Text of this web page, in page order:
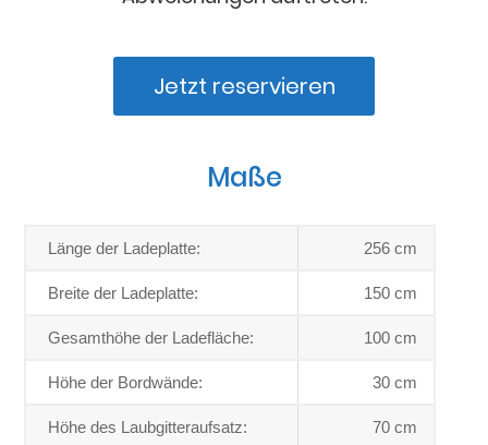
Jetzt reservieren
Maße
Länge der Ladeplatte: 256 cm
Breite der Ladeplatte: 150 cm
Gesamthöhe der Ladefläche: 100 cm
Höhe der Bordwände: 30 cm
Höhe des Laubgitteraufsatz: 70 cm